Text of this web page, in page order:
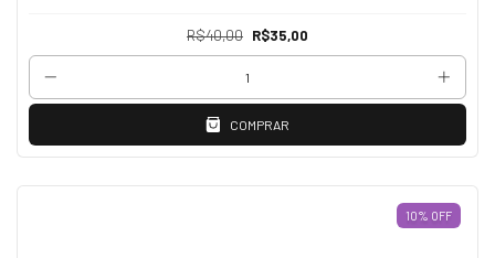
R$40,00 R$35,00
COMPRAR
10% OFF